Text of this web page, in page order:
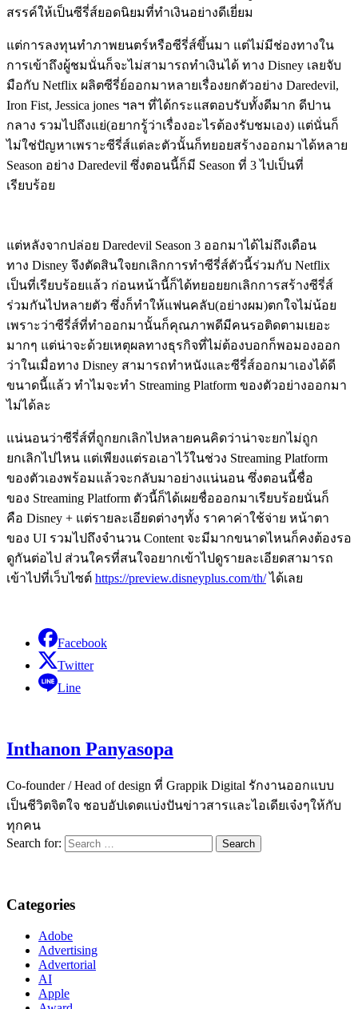
สรรค์ให้เป็นซีรี่ส์ยอดนิยมที่ทำเงินอย่างดีเยี่ยม
แต่การลงทุนทำภาพยนตร์หรือซีรี่ส์ขึ้นมา แต่ไม่มีช่องทางใน
การเข้าถึงผู้ชมนั่นก็จะไม่สามารถทำเงินได้ ทาง Disney เลยจับ
มือกับ Netflix ผลิตซีรี่ย์ออกมาหลายเรื่องยกตัวอย่าง Daredevil,
Iron Fist, Jessica jones ฯลฯ ที่ได้กระแสตอบรับทั้งดีมาก ดีปาน
กลาง รวมไปถึงแย่(อยากรู้ว่าเรื่องอะไรต้องรับชมเอง) แต่นั่นก็
ไม่ใช่ปัญหาเพราะซีรี่ส์แต่ละตัวนั้นก็ทยอยสร้างออกมาได้หลาย
Season อย่าง Daredevil ซึ่งตอนนี้ก็มี Season ที่ 3 ไปเป็นที่
เรียบร้อย
แต่หลังจากปล่อย Daredevil Season 3 ออกมาได้ไม่ถึงเดือน
ทาง Disney จึงตัดสินใจยกเลิกการทำซีรี่ส์ตัวนี้ร่วมกับ Netflix
เป็นที่เรียบร้อยแล้ว ก่อนหน้านี้ก็ได้ทยอยยกเลิกการสร้างซีรี่ส์
ร่วมกันไปหลายตัว ซึ่งก็ทำให้แฟนคลับ(อย่างผม)ตกใจไม่น้อย
เพราะว่าซีรี่ส์ที่ทำออกมานั้นก็คุณภาพดีมีคนรอติดตามเยอะ
มากๆ แต่น่าจะด้วยเหตุผลทางธุรกิจที่ไม่ต้องบอกก็พอมองออก
ว่าในเมื่อทาง Disney สามารถทำหนังและซีรี่ส์ออกมาเองได้ดี
ขนาดนี้แล้ว ทำไมจะทำ Streaming Platform ของตัวอย่างออกมา
ไม่ได้ละ
แน่นอนว่าซีรี่ส์ที่ถูกยกเลิกไปหลายคนคิดว่าน่าจะยกไม่ถูก
ยกเลิกไปไหน แต่เพียงแต่รอเอาไว้ในช่วง Streaming Platform
ของตัวเองพร้อมแล้วจะกลับมาอย่างแน่นอน ซึ่งตอนนี้ชื่อ
ของ Streaming Platform ตัวนี้ก็ได้เผยชื่อออกมาเรียบร้อยนั่นก็
คือ Disney + แต่รายละเอียดต่างๆทั้ง ราคาค่าใช้จ่าย หน้าตา
ของ UI รวมไปถึงจำนวน Content จะมีมากขนาดไหนก็คงต้องรอ
ดูกันต่อไป ส่วนใครที่สนใจอยากเข้าไปดูรายละเอียดสามารถ
เข้าไปที่เว็บไซต์ https://preview.disneyplus.com/th/ได้เลย
Facebook
Twitter
Line
Inthanon Panyasopa
Co-founder / Head of design ที่ Grappik Digital รักงานออกแบบ
เป็นชีวิตจิตใจ ชอบอัปเดตแบ่งปันข่าวสารและไอเดียเจ๋งๆให้กับ
ทุกคน
Search for:
Categories
Adobe
Advertising
Advertorial
AI
Apple